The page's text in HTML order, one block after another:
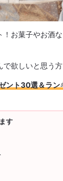
お菓子やお酒
欲しいと思う方
ント30選＆ラン
す